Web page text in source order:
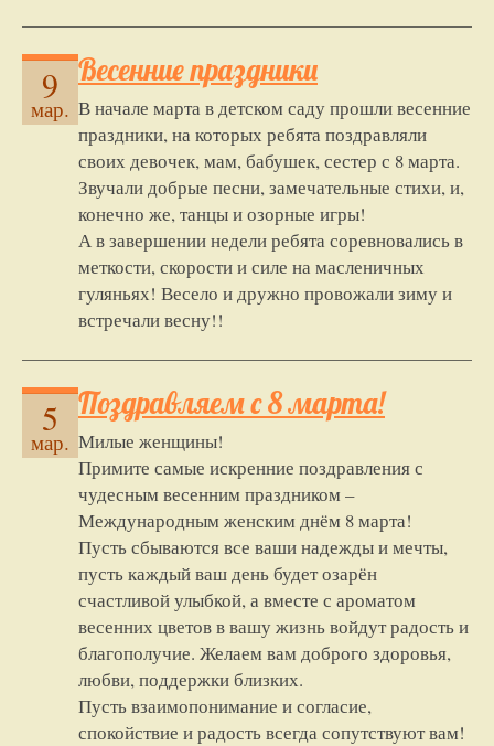
9
мар.
Весенние праздники
В начале марта в детском саду прошли весенние
праздники, на которых ребята поздравляли
своих девочек, мам, бабушек, сестер с 8 марта.
Звучали добрые песни, замечательные стихи, и,
конечно же, танцы и озорные игры!
А в завершении недели ребята соревновались в
меткости, скорости и силе на масленичных
гуляньях! Весело и дружно провожали зиму и
встречали весну!!
5
мар.
Поздравляем с 8 марта!
Милые женщины!
Примите самые искренние поздравления с
чудесным весенним праздником –
Международным женским днём 8 марта!
Пусть сбываются все ваши надежды и мечты,
пусть каждый ваш день будет озарён
счастливой улыбкой, а вместе с ароматом
весенних цветов в вашу жизнь войдут радость и
благополучие. Желаем вам доброго здоровья,
любви, поддержки близких.
Пусть взаимопонимание и согласие,
спокойствие и радость всегда сопутствуют вам!